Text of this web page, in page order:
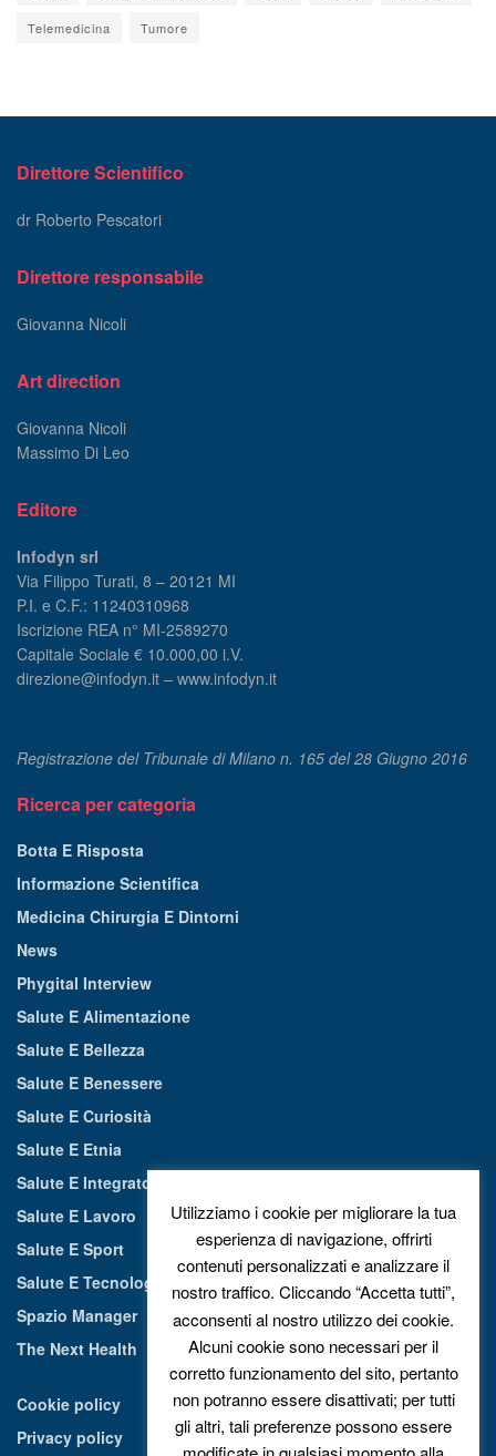
Telemedicina Tumore
Direttore Scientifico
dr Roberto Pescatori
Direttore responsabile
Giovanna Nicoli
Art direction
Giovanna Nicoli
Massimo Di Leo
Editore
Infodyn srl
Via Filippo Turati, 8 – 20121 MI
P.I. e C.F.: 11240310968
Iscrizione REA n° MI-2589270
Capitale Sociale € 10.000,00 i.V.
direzione@infodyn.it – www.infodyn.it
Registrazione del Tribunale di Milano n. 165 del 28 Giugno 2016
Ricerca per categoria
Botta E Risposta
Informazione Scientifica
Medicina Chirurgia E Dintorni
News
Phygital Interview
Salute E Alimentazione
Salute E Bellezza
Salute E Benessere
Salute E Curiosità
Salute E Etnia
Salute E Integratori Alimentari
Salute E Lavoro
Salute E Sport
Salute E Tecnologia
Spazio Manager
The Next Health
Cookie policy
Privacy policy
Utilizziamo i cookie per migliorare la tua
esperienza di navigazione, offrirti
contenuti personalizzati e analizzare il
nostro traffico. Cliccando “Accetta tutti”,
acconsenti al nostro utilizzo dei cookie.
Alcuni cookie sono necessari per il
corretto funzionamento del sito, pertanto
non potranno essere disattivati; per tutti
gli altri, tali preferenze possono essere